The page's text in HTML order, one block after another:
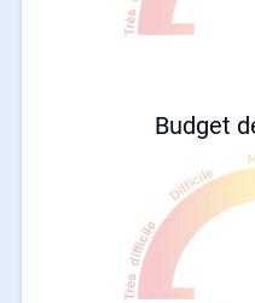
Budget